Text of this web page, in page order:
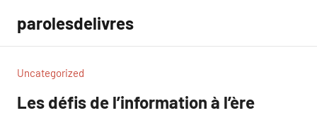
contenu
parolesdelivres
Uncategorized
Les défis de l’information à l’ère